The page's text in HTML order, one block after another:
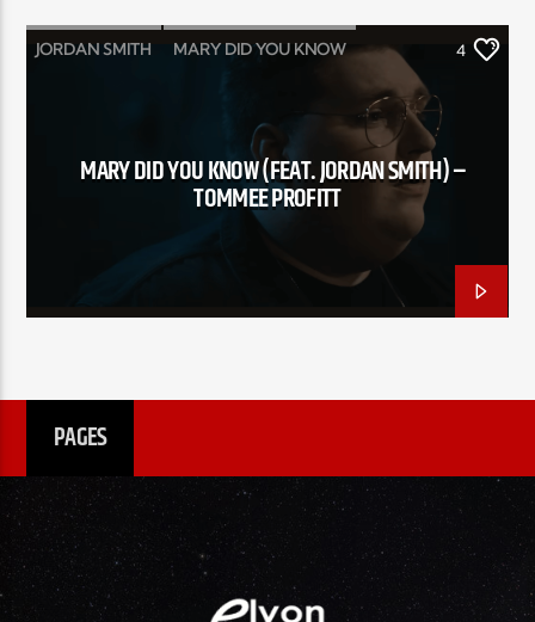
Radio Elyon
Elyon Rhema
JORDAN SMITH MARY DID YOU KNOW 4
MARY DID YOU KNOW (FEAT. JORDAN SMITH) –
TOMMEE PROFITT
PAGES